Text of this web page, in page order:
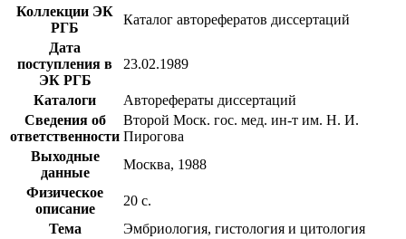
Коллекции ЭК
РГБ
Каталог авторефератов диссертаций
Дата
поступления в
ЭК РГБ
23.02.1989
Каталоги
Авторефераты диссертаций
Сведения об
ответственности
Второй Моск. гос. мед. ин-т им. Н. И.
Пирогова
Выходные
данные
Москва, 1988
Физическое
описание
20 с.
Тема
Эмбриология, гистология и цитология